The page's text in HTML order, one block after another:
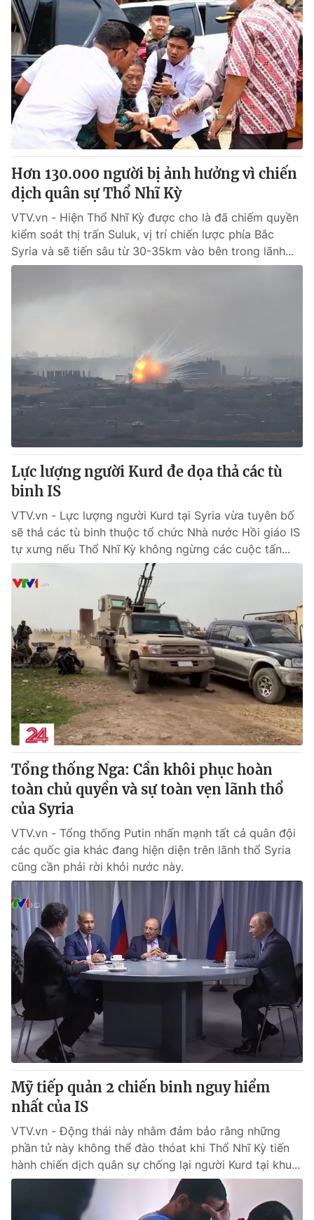
Hơn 130.000 người bị ảnh hưởng vì chiến
dịch quân sự Thổ Nhĩ Kỳ
VTV.vn - Hiện Thổ Nhĩ Kỳ được cho là đã chiếm quyền
kiểm soát thị trấn Suluk, vị trí chiến lược phía Bắc
Syria và sẽ tiến sâu từ 30-35km vào bên trong lãnh...
Lực lượng người Kurd đe dọa thả các tù
binh IS
VTV.vn - Lực lượng người Kurd tại Syria vừa tuyên bố
sẽ thả các tù binh thuộc tổ chức Nhà nước Hồi giáo IS
tự xưng nếu Thổ Nhĩ Kỳ không ngừng các cuộc tấn...
Tổng thống Nga: Cần khôi phục hoàn
toàn chủ quyền và sự toàn vẹn lãnh thổ
của Syria
VTV.vn - Tổng thống Putin nhấn mạnh tất cả quân đội
các quốc gia khác đang hiện diện trên lãnh thổ Syria
cũng cần phải rời khỏi nước này.
Mỹ tiếp quản 2 chiến binh nguy hiểm
nhất của IS
VTV.vn - Động thái này nhằm đảm bảo rằng những
phần tử này không thể đào thóat khi Thổ Nhĩ Kỳ tiến
hành chiến dịch quân sự chống lại người Kurd tại khu...